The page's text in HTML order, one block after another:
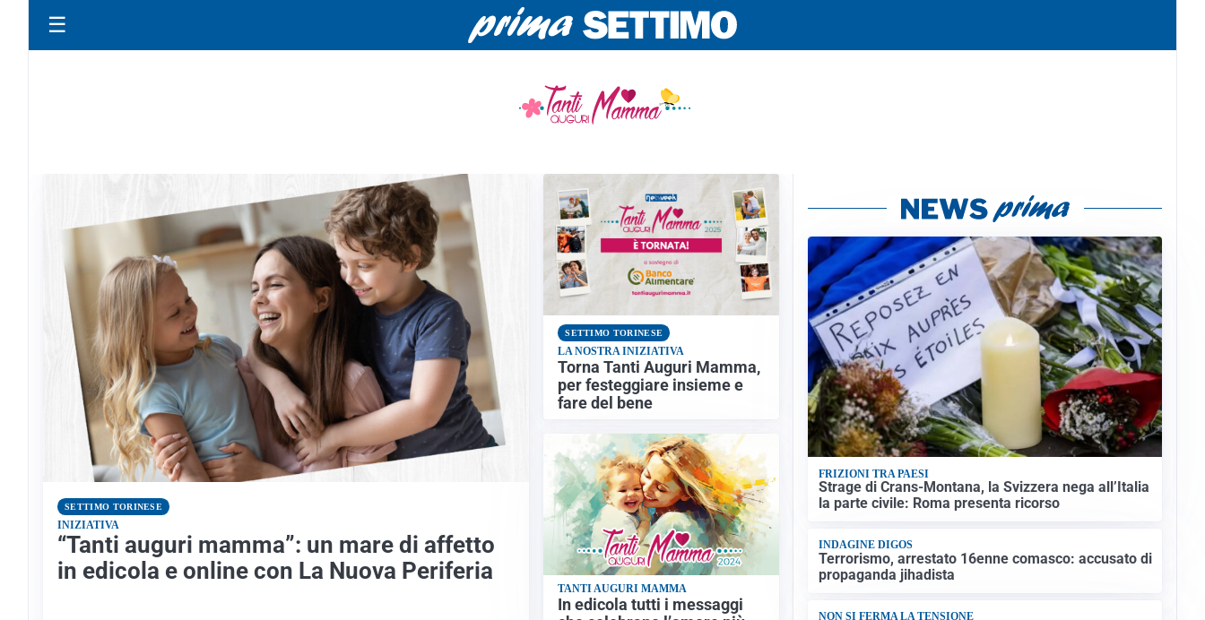
☰
SETTIMO TORINESE
INIZIATIVA
“Tanti auguri mamma”: un mare di affetto
in edicola e online con La Nuova Periferia
SETTIMO TORINESE
LA NOSTRA INIZIATIVA
Torna Tanti Auguri Mamma,
per festeggiare insieme e
fare del bene
TANTI AUGURI MAMMA
In edicola tutti i messaggi
FRIZIONI TRA PAESI
Strage di Crans-Montana, la Svizzera nega all’Italia
la parte civile: Roma presenta ricorso
INDAGINE DIGOS
Terrorismo, arrestato 16enne comasco: accusato di
propaganda jihadista
NON SI FERMA LA TENSIONE